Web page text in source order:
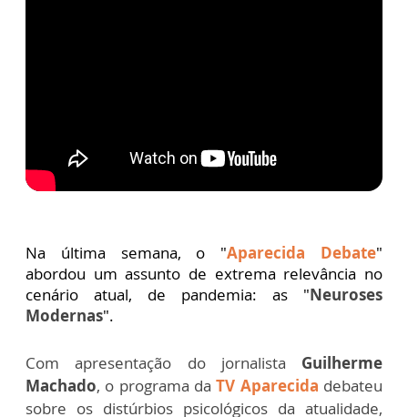
Na última semana, o "Aparecida Debate"
abordou um assunto de extrema relevância no
cenário atual, de pandemia: as "Neuroses
Modernas".
Com apresentação do jornalista Guilherme
Machado, o programa da TV Aparecida debateu
sobre os distúrbios psicológicos da atualidade,